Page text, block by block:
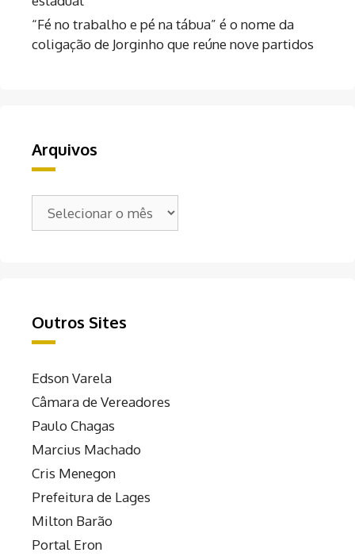
“Fé no trabalho e pé na tábua” é o nome da
coligação de Jorginho que reúne nove partidos
Arquivos
Outros Sites
Edson Varela
Câmara de Vereadores
Paulo Chagas
Marcius Machado
Cris Menegon
Prefeitura de Lages
Milton Barão
Portal Eron